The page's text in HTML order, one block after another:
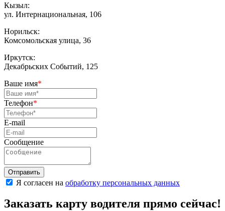
Кызыл:
ул. Интернациональная, 106
Норильск:
Комсомольская улица, 36
Иркутск:
Декабрьских Событий, 125
Ваше имя*
Телефон*
E-mail
Сообщение
Я согласен на обработку персональных данных
Заказать карту водителя прямо сейчас!